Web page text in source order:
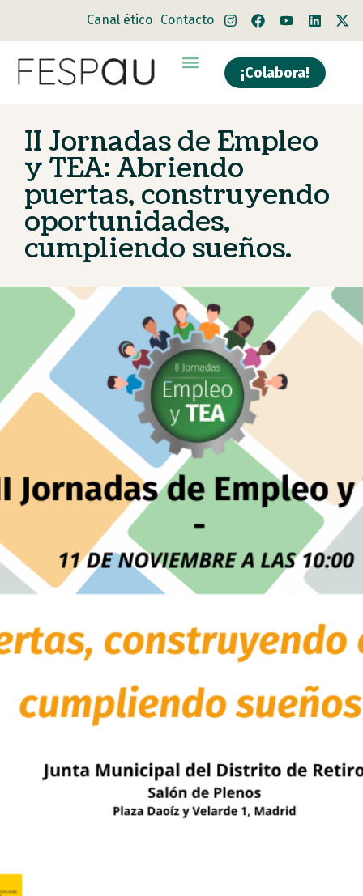
Canal ético Contacto
¡Colabora!
II Jornadas de Empleo
y TEA: Abriendo
puertas, construyendo
oportunidades,
cumpliendo sueños.